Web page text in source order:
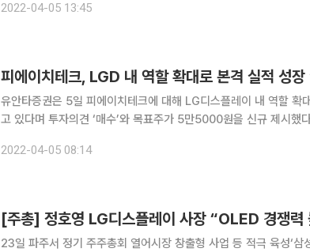
대해 "1분기 매출액 6조3601억 원, 영업이익 970
2022-04-05 13:45
피에이치테크, LGD 내 역할 확대로 본격 실적 성장
유안타증권은 5일 피에이치테크에 대해 LG디스플레이 내 역할 확
고 있다며 투자의견 ‘매수’와 목표주가 5만5000원을 신규 제시했다. 김광진 유안타증권 연구원
망”이라며 “5년 전 덕산네오룩스와 비슷한 시점”이라고 판단했다.
2022-04-05 08:14
23일 파주서 정기 주주총회 열어시장 창출형 사업 등 적극 육성‘삼